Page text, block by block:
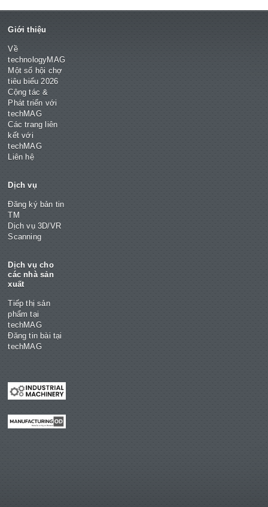
Giới thiệu
Về
technologyMAG
Một số hội chợ
tiêu biểu 2026
Cộng tác &
Phát triển với
techMAG
Các trang liên
kết với
techMAG
Liên hệ
Dịch vụ
Đăng ký bản tin
TM
Dịch vụ 3D/VR
Scanning
Dịch vụ cho
các nhà sản
xuất
Tiếp thị sản
phẩm tại
techMAG
Đăng tin bài tại
techMAG